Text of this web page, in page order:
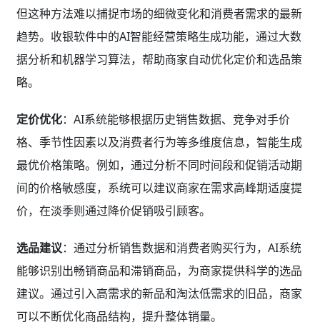
但这种方法难以捕捉市场的细微变化和消费者需求的最新
趋势。收银软件中的AI智能经营策略生成功能，通过大数
据分析和机器学习算法，帮助商家自动优化定价和选品策
略。
定价优化：AI系统能够根据历史销售数据、竞争对手价
格、季节性因素以及消费者行为等多维度信息，智能生成
最优价格策略。例如，通过分析不同时间段和促销活动期
间的价格敏感度，系统可以建议商家在需求高峰期适度提
价，在淡季则通过降价促销吸引顾客。
选品建议：通过分析销售数据和消费者购买行为，AI系统
能够识别出畅销商品和滞销商品，为商家提供科学的选品
建议。通过引入高需求的新品和淘汰低需求的旧品，商家
可以不断优化商品结构，提升整体销量。